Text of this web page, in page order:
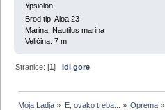
Ypsiolon
Brod tip: Aloa 23
Marina: Nautilus marina
Veličina: 7 m
Stranice: [1]Idi gore
Moja Ladja » E, ovako treba... » Oprema»